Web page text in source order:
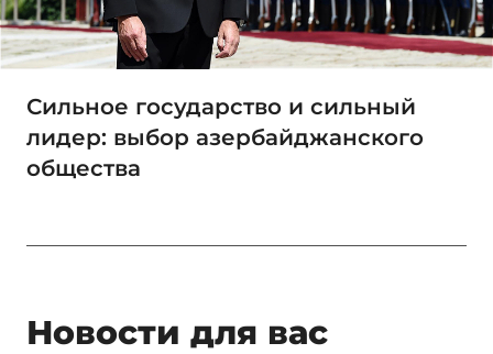
Сильное государство и сильный
лидер: выбор азербайджанского
общества
Новости для вас